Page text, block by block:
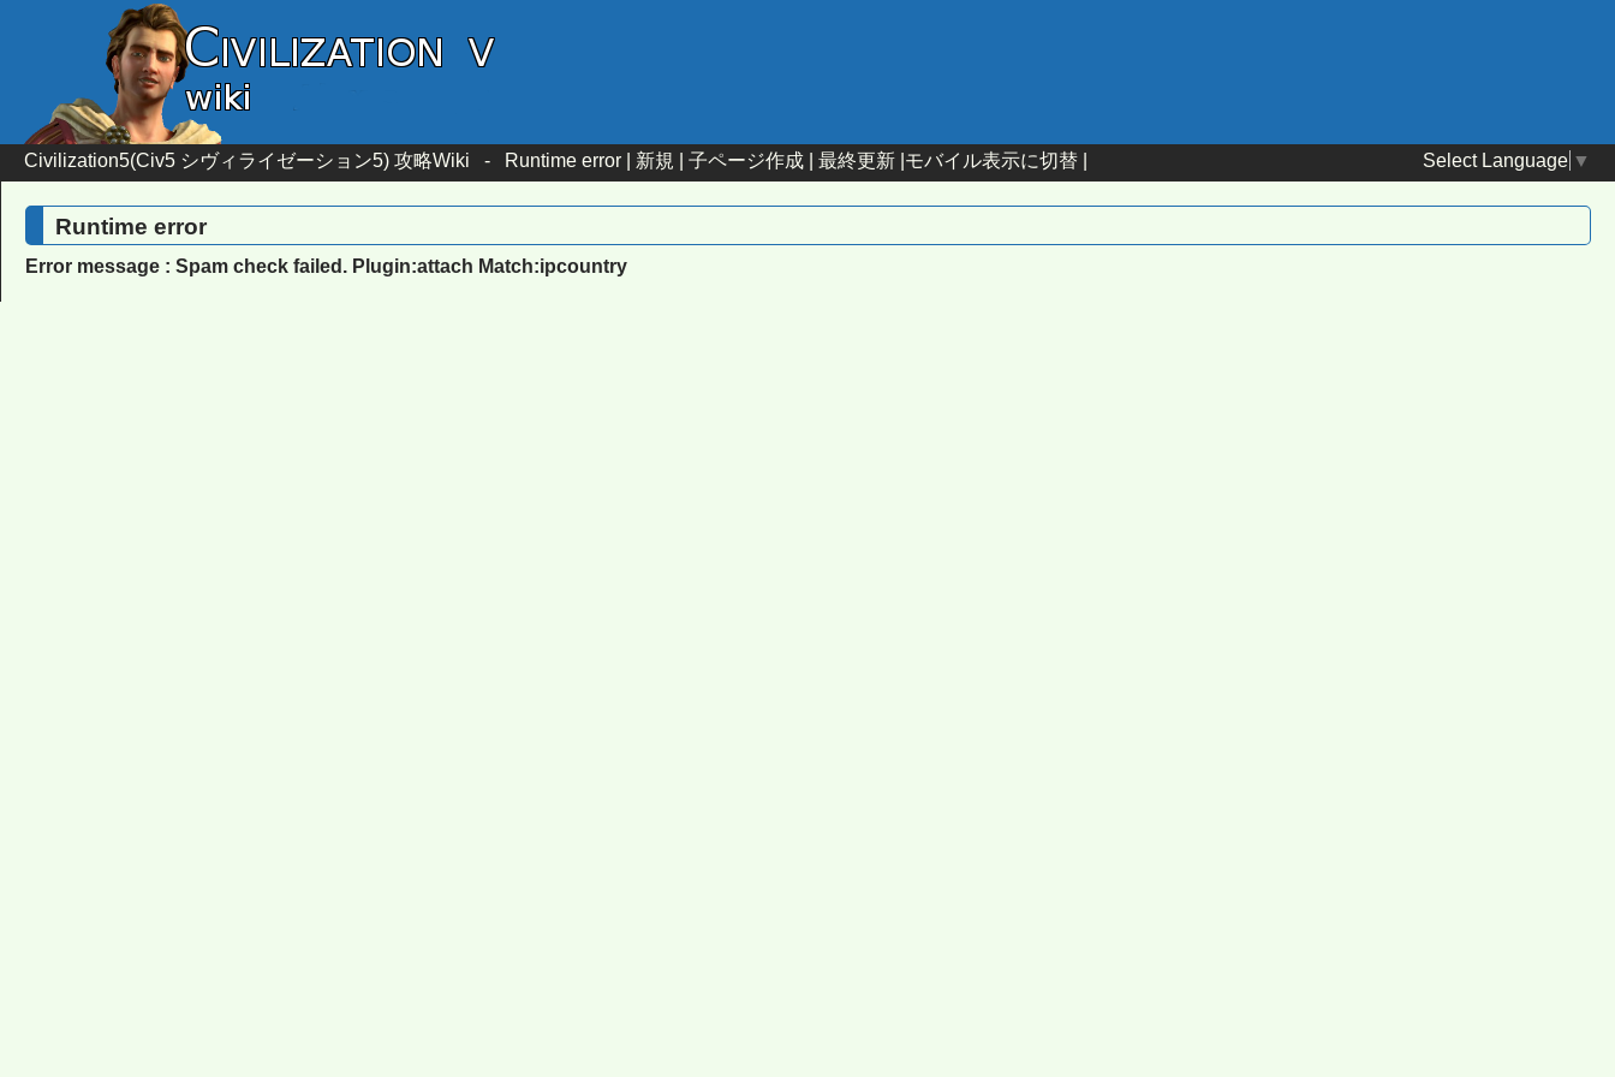
Civilization5(Civ5 シヴィライゼーション5) 攻略Wiki - Runtime error | 新規 子ページ作成 最終更新 モバイル表示に切替 Select Language ▼
Runtime error
Error message : Spam check failed. Plugin:attach Match:ipcountry